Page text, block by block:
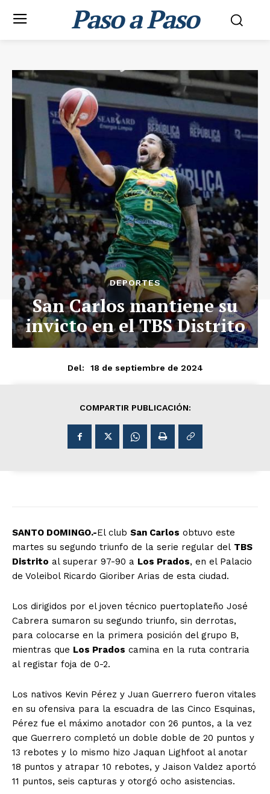
Paso a Paso
DEPORTES
San Carlos mantiene su
invicto en el TBS Distrito
Del: 18 de septiembre de 2024
COMPARTIR PUBLICACIÓN:
SANTO DOMINGO.-El club San Carlos obtuvo este
martes su segundo triunfo de la serie regular del TBS
Distrito al superar 97-90 a Los Prados, en el Palacio
de Voleibol Ricardo Gioriber Arias de esta ciudad.
Los dirigidos por el joven técnico puertoplateño José
Cabrera sumaron su segundo triunfo, sin derrotas,
para colocarse en la primera posición del grupo B,
mientras que Los Prados camina en la ruta contraria
al registar foja de 0-2.
Los nativos Kevin Pérez y Juan Guerrero fueron vitales
en su ofensiva para la escuadra de las Cinco Esquinas,
Pérez fue el máximo anotador con 26 puntos, a la vez
que Guerrero completó un doble doble de 20 puntos y
13 rebotes y lo mismo hizo Jaquan Lighfoot al anotar
18 puntos y atrapar 10 rebotes, y Jaison Valdez aportó
11 puntos, seis capturas y otorgó ocho asistencias.